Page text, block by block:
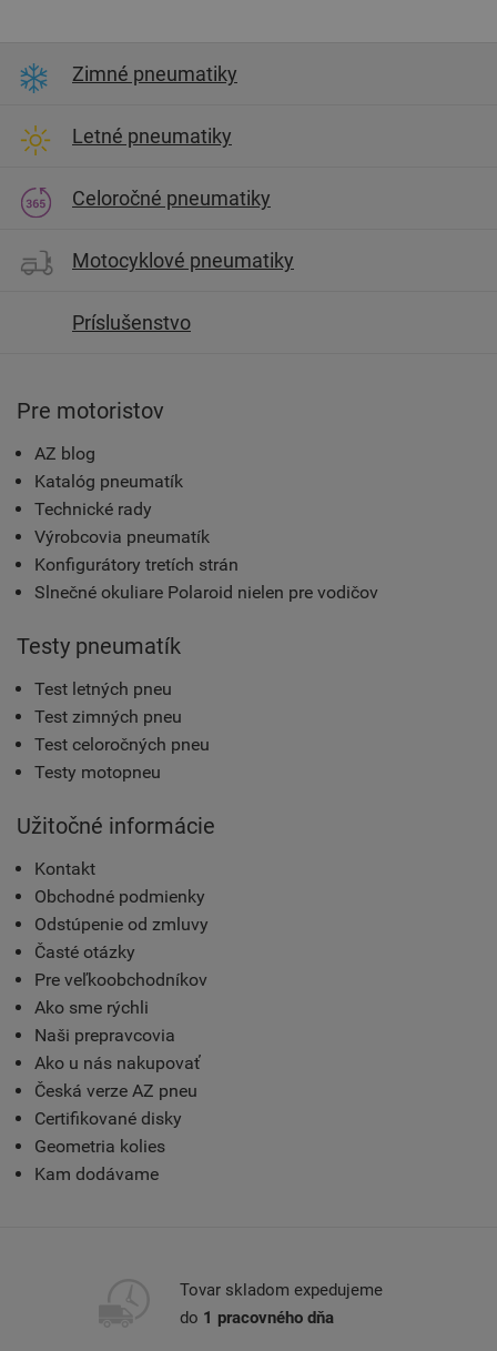
Zimné pneumatiky
Letné pneumatiky
Celoročné pneumatiky
Motocyklové pneumatiky
Príslušenstvo
Pre motoristov
AZ blog
Katalóg pneumatík
Technické rady
Výrobcovia pneumatík
Konfigurátory tretích strán
Slnečné okuliare Polaroid nielen pre vodičov
Testy pneumatík
Test letných pneu
Test zimných pneu
Test celoročných pneu
Testy motopneu
Užitočné informácie
Kontakt
Obchodné podmienky
Odstúpenie od zmluvy
Časté otázky
Pre veľkoobchodníkov
Ako sme rýchli
Naši prepravcovia
Ako u nás nakupovať
Česká verze AZ pneu
Certifikované disky
Geometria kolies
Kam dodávame
Tovar skladom expedujeme
do 1 pracovného dňa